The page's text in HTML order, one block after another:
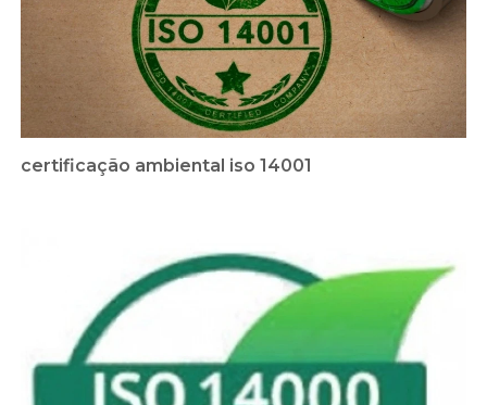
certificação ambiental iso 14001